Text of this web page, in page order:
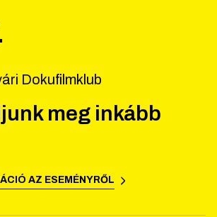
Dokufilmklub
meg inkább
AZ ESEMÉNYRŐL